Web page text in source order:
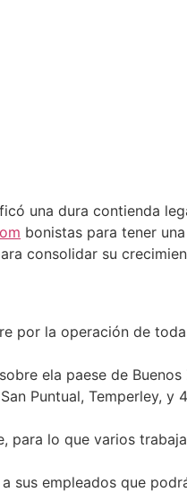
una dura contienda
bonistas para tener
consolidar su
por la operación de
ela paese de Buenos
Puntual, Temperley, y
para lo que varios
sus empleados que